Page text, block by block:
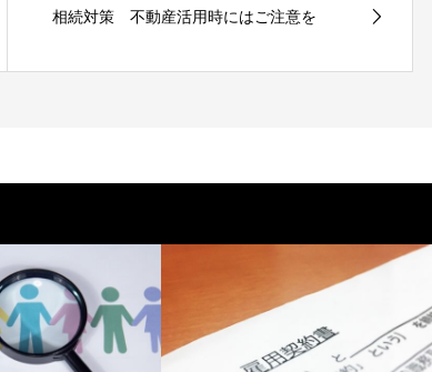
相続対策 不動産活用時にはご注意を